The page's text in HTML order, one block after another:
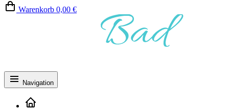
Warenkorb 0,00 €
Navigation